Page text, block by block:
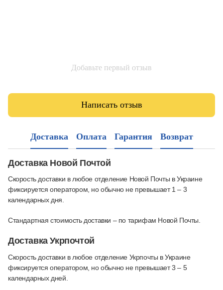
Добавьте первый отзыв
Написать отзыв
Доставка Оплата Гарантия Возврат
Доставка Новой Почтой
Скорость доставки в любое отделение Новой Почты в Украине
фиксируется оператором, но обычно не превышает 1 – 3
календарных дня.
Стандартная стоимость доставки – по тарифам Новой Почты.
Доставка Укрпочтой
Скорость доставки в любое отделение Укрпочты в Украине
фиксируется оператором, но обычно не превышает 3 – 5
календарных дней.